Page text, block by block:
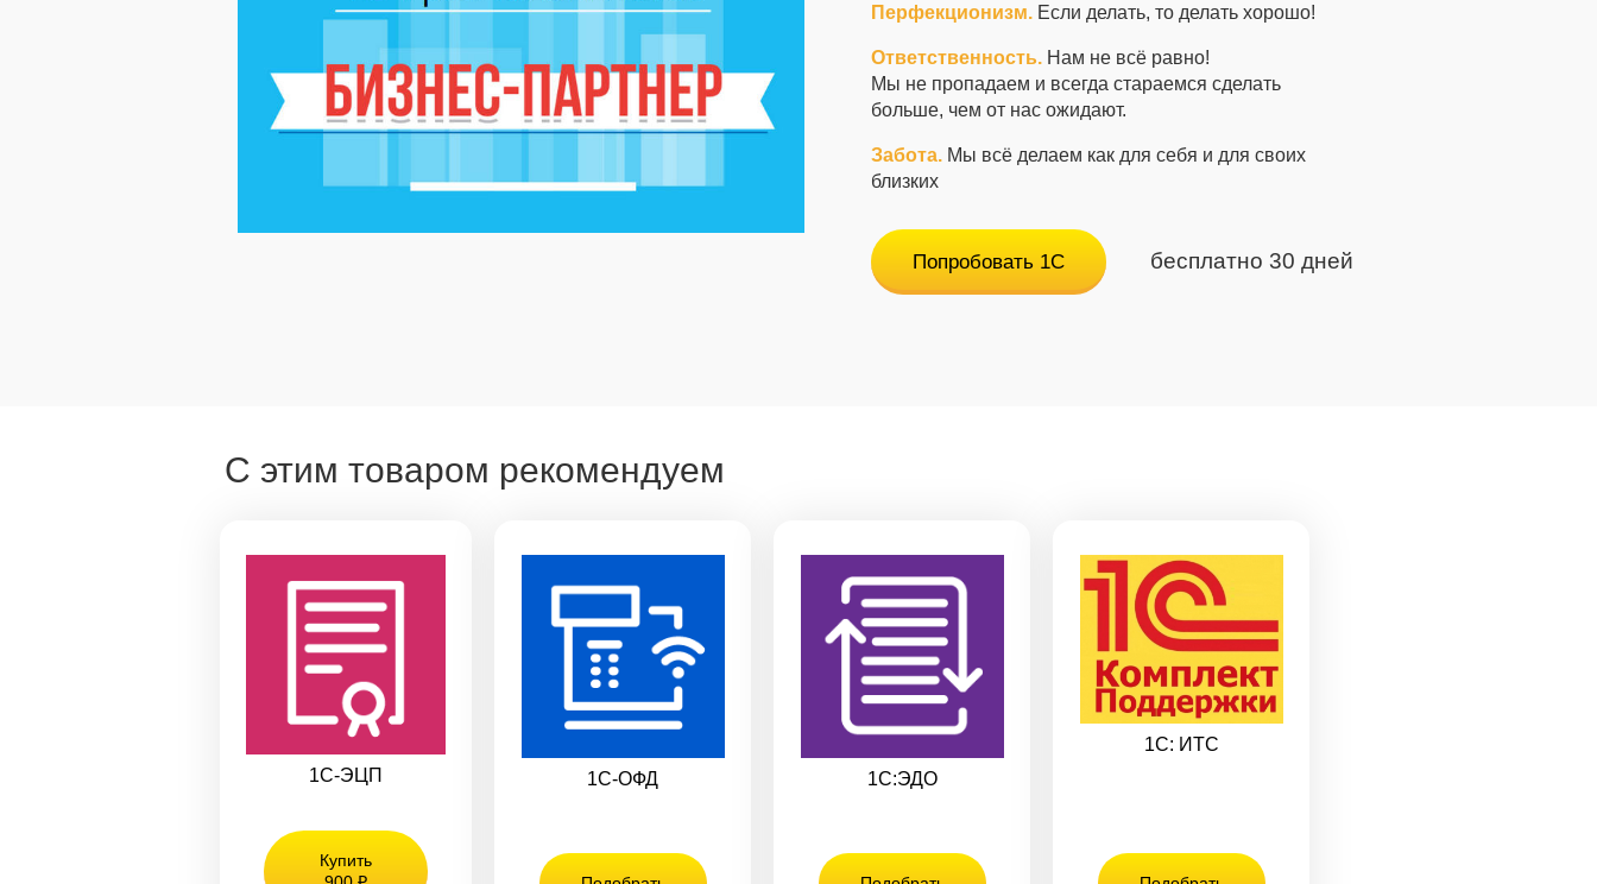
Перфекционизм.Если делать, то делать хорошо!
Ответственность.Нам не всё равно!
Мы не пропадаем и всегда стараемся сделать
больше, чем от нас ожидают.
Забота.Мы всё делаем как для себя и для своих
близких
Попробовать 1С бесплатно 30 дней
С этим товаром рекомендуем
1С-ЭЦП
Купить
1С-ОФД 1С:ЭДО
1С: ИТС